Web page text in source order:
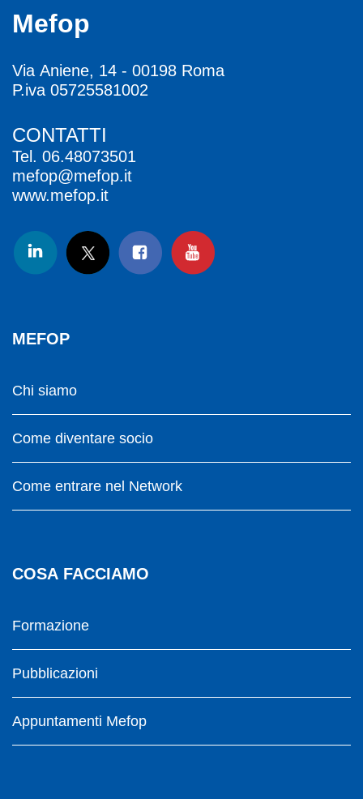
Mefop
Via Aniene, 14 - 00198 Roma
P.iva 05725581002
CONTATTI
Tel. 06.48073501
mefop@mefop.it
www.mefop.it
MEFOP
Chi siamo
Come diventare socio
Come entrare nel Network
COSA FACCIAMO
Formazione
Pubblicazioni
Appuntamenti Mefop